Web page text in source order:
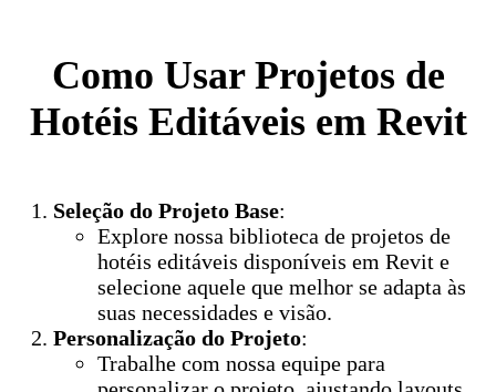
Como Usar Projetos de
Hotéis Editáveis em Revit
Seleção do Projeto Base:
Explore nossa biblioteca de projetos de
hotéis editáveis disponíveis em Revit e
selecione aquele que melhor se adapta às
suas necessidades e visão.
Personalização do Projeto:
Trabalhe com nossa equipe para